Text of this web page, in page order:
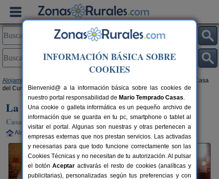
Alojamientos
> La Casa
del Cura
La Casa del Cura
Casa Rural en Fresnillo de Las Dueñas (Burgos)
Alquiler completo 80 km de Burgos
INFORMACIÓN BÁSICA SOBRE
COOKIES
Bienvenid@ a la información básica sobre las cookies de
nuestro portal responsabilidad de Mario Temprado Casas.
Una cookie o galleta informática es un pequeño archivo de
información que se guarda en tu pc, smartphone o tablet al
visitar el portal. Algunas son nuestras y otras pertenecen a
empresas externas que nos prestan servicios. Las activadas
y necesarias para que todo funcione correctamente son las
Cookies Técnicas y no necesitan de tu autorización. Al pulsar
el botónAceptar activarás el resto de cookies (analíticas y
publicitarias), personalizadas según tus preferencias y con